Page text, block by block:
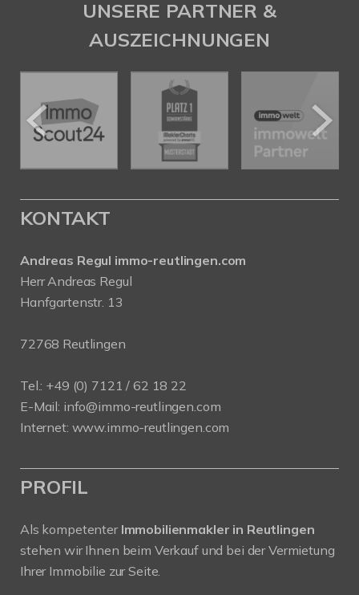
UNSERE PARTNER &
AUSZEICHNUNGEN
KONTAKT
Andreas Regul immo-reutlingen.com
Herr Andreas Regul
Hanfgartenstr. 13
72768 Reutlingen
Tel.: +49 (0) 7121 / 62 18 22
E-Mail: info@immo-reutlingen.com
Internet: www.immo-reutlingen.com
PROFIL
Als kompetenter Immobilienmakler in Reutlingen
stehen wir Ihnen beim Verkauf und bei der Vermietung
Ihrer Immobilie zur Seite.